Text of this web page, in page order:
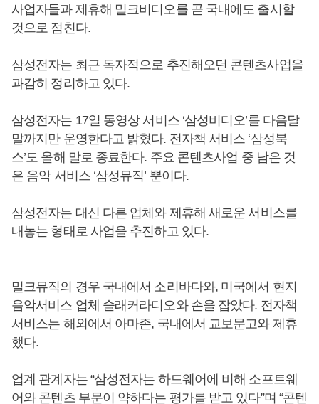
사업자들과 제휴해 밀크비디오를 곧 국내에도 출시할
것으로 점친다.
삼성전자는 최근 독자적으로 추진해오던 콘텐츠사업을
과감히 정리하고 있다.
삼성전자는 17일 동영상 서비스 ‘삼성비디오’를 다음달
말까지만 운영한다고 밝혔다. 전자책 서비스 ‘삼성북
스’도 올해 말로 종료한다. 주요 콘텐츠사업 중 남은 것
은 음악 서비스 ‘삼성뮤직’ 뿐이다.
삼성전자는 대신 다른 업체와 제휴해 새로운 서비스를
내놓는 형태로 사업을 추진하고 있다.
밀크뮤직의 경우 국내에서 소리바다와, 미국에서 현지
음악서비스 업체 슬래커라디오와 손을 잡았다. 전자책
서비스는 해외에서 아마존, 국내에서 교보문고와 제휴
했다.
업계 관계자는 “삼성전자는 하드웨어에 비해 소프트웨
어와 콘텐츠 부문이 약하다는 평가를 받고 있다”며 “콘텐